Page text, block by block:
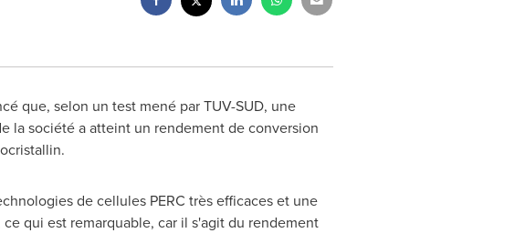
que, selon un test mené par TUV-SUD, une
la société a atteint un rendement de conversion
de cellules PERC très efficaces et une
qui est remarquable, car il s'agit du rendement